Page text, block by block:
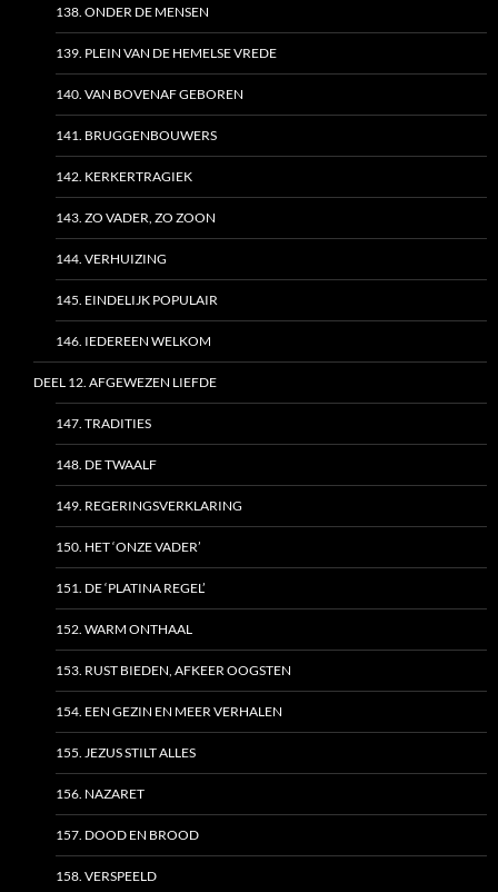
138. ONDER DE MENSEN
139. PLEIN VAN DE HEMELSE VREDE
140. VAN BOVENAF GEBOREN
141. BRUGGENBOUWERS
142. KERKERTRAGIEK
143. ZO VADER, ZO ZOON
144. VERHUIZING
145. EINDELIJK POPULAIR
146. IEDEREEN WELKOM
DEEL 12. AFGEWEZEN LIEFDE
147. TRADITIES
148. DE TWAALF
149. REGERINGSVERKLARING
150. HET ‘ONZE VADER’
151. DE ‘PLATINA REGEL’
152. WARM ONTHAAL
153. RUST BIEDEN, AFKEER OOGSTEN
154. EEN GEZIN EN MEER VERHALEN
155. JEZUS STILT ALLES
156. NAZARET
157. DOOD EN BROOD
158. VERSPEELD